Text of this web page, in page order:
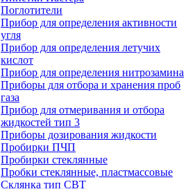
Поглотители
Прибор для определения активности
угля
Прибор для определения летучих
кислот
Прибор для определения нитрозамина
Приборы для отбора и хранения проб
газа
Прибор для отмеривания и отбора
жидкостей тип 3
Приборы дозирования жидкости
Пробирки ПЧП
Пробирки стеклянные
Пробки стеклянные, пластмассовые
Склянка тип СВТ